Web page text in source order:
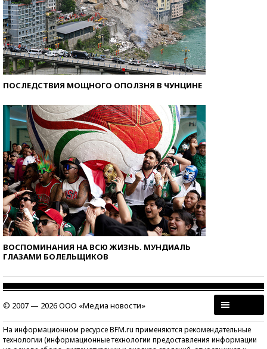
ПОСЛЕДСТВИЯ МОЩНОГО ОПОЛЗНЯ В ЧУНЦИНЕ
ВОСПОМИНАНИЯ НА ВСЮ ЖИЗНЬ. МУНДИАЛЬ
ГЛАЗАМИ БОЛЕЛЬЩИКОВ
© 2007 — 2026 ООО «Медиа новости»
На информационном ресурсе BFM.ru применяются рекомендательные
технологии (информационные технологии предоставления информации